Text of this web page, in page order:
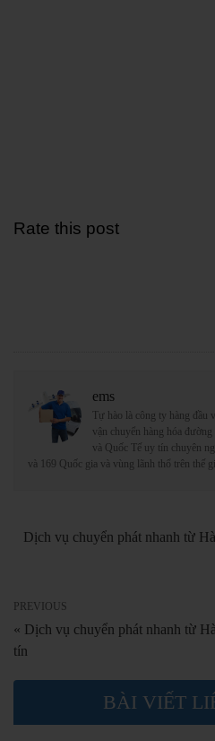
Rate this post
ems
Tự hào là công ty hàng đầu
vận chuyển hàng hóa
và Quốc Tế uy tín chuyên
và 169 Quốc gia và vùng lãnh thổ trên thế
Dịch vụ chuyển phát nhanh từ
PREVIOUS
« Dịch vụ chuyển phát nhanh từ
tín
BÀI VIẾT